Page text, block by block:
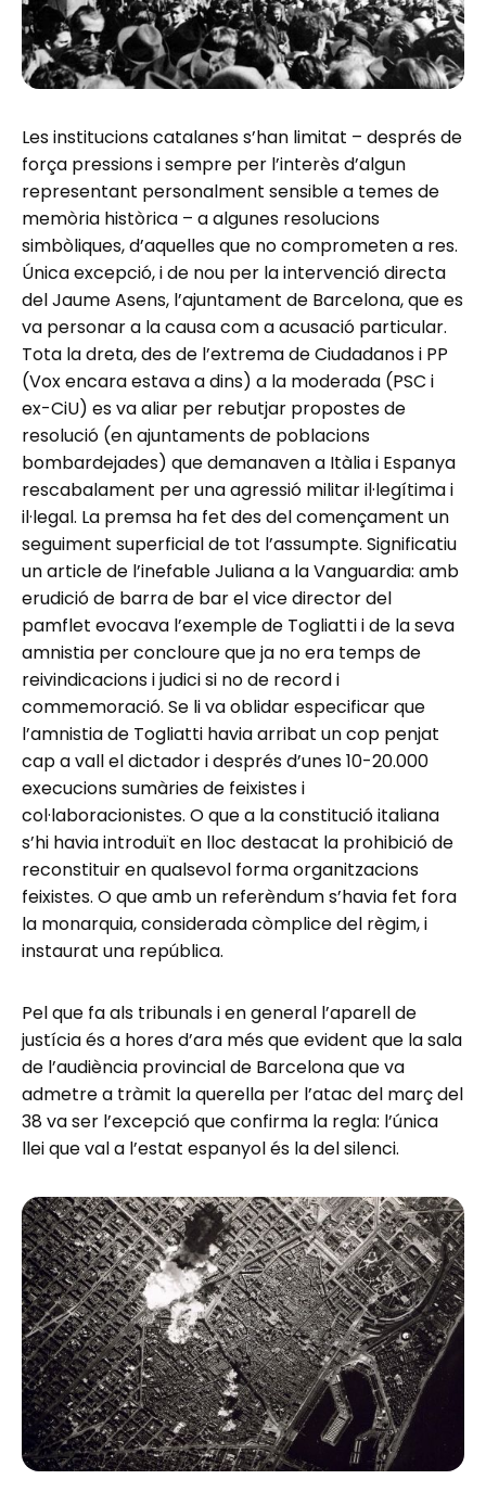
Les institucions catalanes s’han limitat – després de
força pressions i sempre per l’interès d’algun
representant personalment sensible a temes de
memòria històrica – a algunes resolucions
simbòliques, d’aquelles que no comprometen a res.
Única excepció, i de nou per la intervenció directa
del Jaume Asens, l’ajuntament de Barcelona, que es
va personar a la causa com a acusació particular.
Tota la dreta, des de l’extrema de Ciudadanos i PP
(Vox encara estava a dins) a la moderada (PSC i
ex-CiU) es va aliar per rebutjar propostes de
resolució (en ajuntaments de poblacions
bombardejades) que demanaven a Itàlia i Espanya
rescabalament per una agressió militar il·legítima i
il·legal. La premsa ha fet des del començament un
seguiment superficial de tot l’assumpte. Significatiu
un article de l’inefable Juliana a la Vanguardia: amb
erudició de barra de bar el vice director del
pamflet evocava l’exemple de Togliatti i de la seva
amnistia per concloure que ja no era temps de
reivindicacions i judici si no de record i
commemoració. Se li va oblidar especificar que
l’amnistia de Togliatti havia arribat un cop penjat
cap a vall el dictador i després d’unes 10-20.000
execucions sumàries de feixistes i
col·laboracionistes. O que a la constitució italiana
s’hi havia introduït en lloc destacat la prohibició de
reconstituir en qualsevol forma organitzacions
feixistes. O que amb un referèndum s’havia fet fora
la monarquia, considerada còmplice del règim, i
instaurat una república.
Pel que fa als tribunals i en general l’aparell de
justícia és a hores d’ara més que evident que la sala
de l’audiència provincial de Barcelona que va
admetre a tràmit la querella per l’atac del març del
38 va ser l’excepció que confirma la regla: l’única
llei que val a l’estat espanyol és la del silenci.